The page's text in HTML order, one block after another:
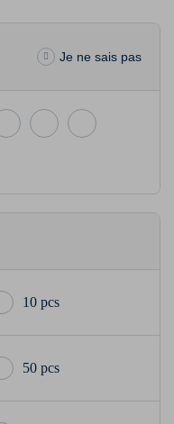
Je ne sais pas
10 pcs
50 pcs